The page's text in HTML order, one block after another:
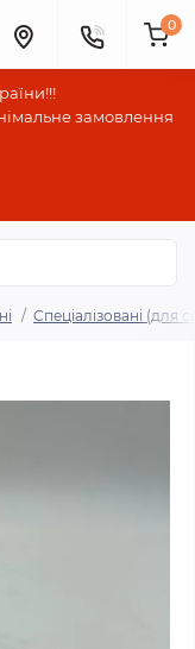
замовлення
0
Спеціалізовані (для